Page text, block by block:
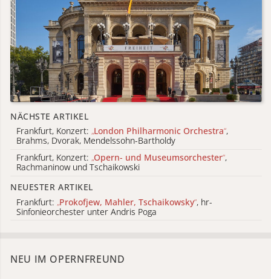
NÄCHSTE ARTIKEL
Frankfurt, Konzert: „London Philharmonic Orchestra“,
Brahms, Dvorak, Mendelssohn-Bartholdy
Frankfurt, Konzert: „Opern- und Museumsorchester“,
Rachmaninow und Tschaikowski
NEUESTER ARTIKEL
Frankfurt: „Prokofjew, Mahler, Tschaikowsky“, hr-
Sinfonieorchester unter Andris Poga
NEU IM OPERNFREUND